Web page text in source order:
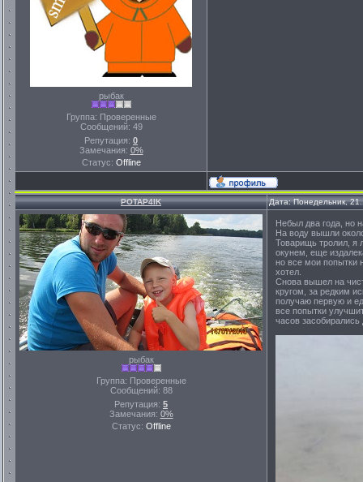
рыбак
Группа: Проверенные
Сообщений: 49
Репутация: 0
Замечания: 0%
Статус: Offline
POTAP4IK Дата: Понедельник,
рыбак
Группа: Проверенные
Сообщений: 88
Репутация: 5
Замечания: 0%
Статус: Offline
Небыл два года, но
На воду вышли
Товарищь тролил, я
окунем, еще
но все мои попытки
хотел.
Снова вышел на
кругом, за редким
получаю первую и
все попытки
часов